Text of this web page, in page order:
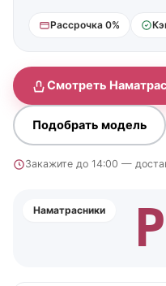
Рассрочка 0%
Смотреть
Подобрать модель
Закажите до 14:00 —
Наматрасники